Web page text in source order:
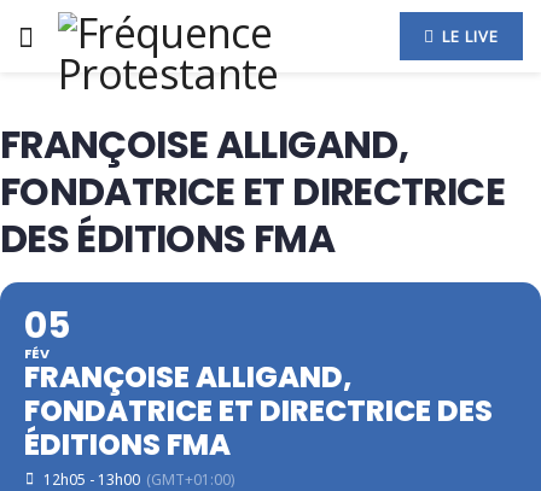
LE LIVE
FRANÇOISE ALLIGAND,
FONDATRICE ET DIRECTRICE
DES ÉDITIONS FMA
05
FÉV
FRANÇOISE ALLIGAND,
FONDATRICE ET DIRECTRICE DES
ÉDITIONS FMA
12h05 - 13h00 (GMT+01:00)